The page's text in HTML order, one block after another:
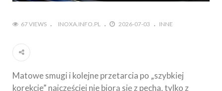
67 VIEWS INOXA.INFO.PL 2026-07-03 INNE
Matowe smugi i kolejne przetarcia po „szybkiej
korekcie” najczęściej nie biorą się z pecha, tylko z